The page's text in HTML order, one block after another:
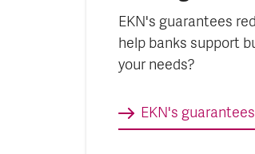
EKN's guarantees
help banks support
your needs?
EKN's guarantees